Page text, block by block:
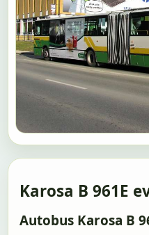
Karosa B 961E
Autobus Karosa B